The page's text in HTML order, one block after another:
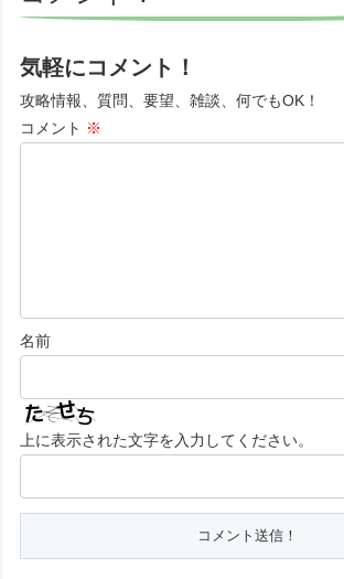
気軽にコメント！
攻略情報、質問、要望、雑談、何でもOK！
コメント ※
名前
上に表示された文字を入力してください。